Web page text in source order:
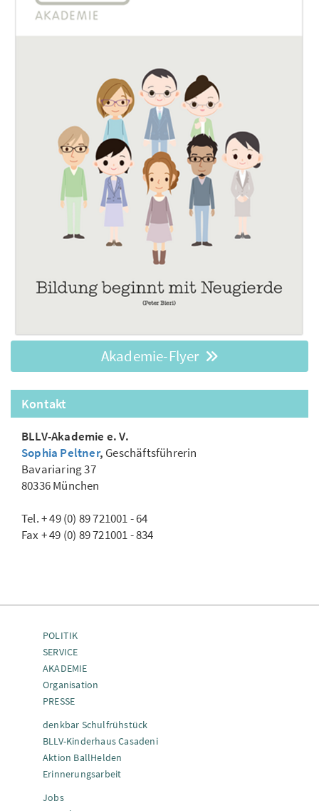
Akademie-Flyer
Kontakt
BLLV-Akademie e. V.
Sophia Peltner, Geschäftsführerin
Bavariaring 37
80336 München
Tel. + 49 (0) 89 721001 - 64
Fax + 49 (0) 89 721001 - 834
POLITIK
SERVICE
AKADEMIE
Organisation
PRESSE
denkbar Schulfrühstück
BLLV-Kinderhaus Casadeni
Aktion BallHelden
Erinnerungsarbeit
Jobs